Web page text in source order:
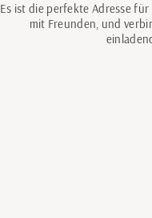
Es ist die perfekte Adresse
mit Freunden, und